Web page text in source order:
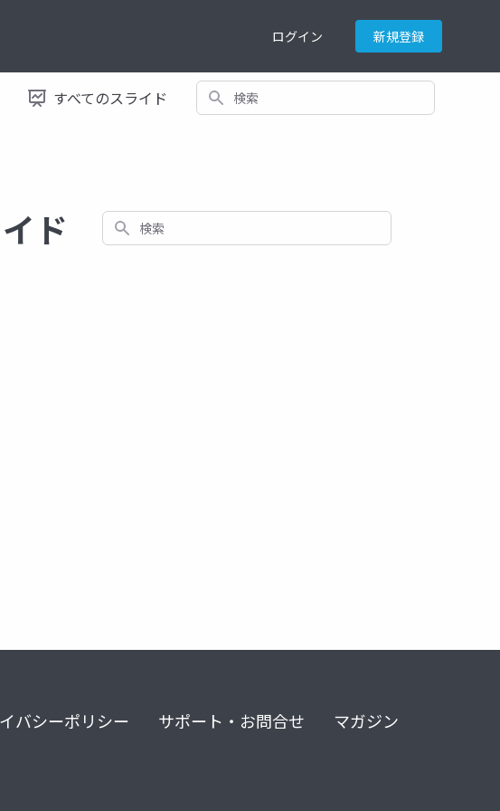
ログイン 新規登録
すべてのスライド 検索
ド 検索
バシーポリシー サポート・お問合せ マガジン